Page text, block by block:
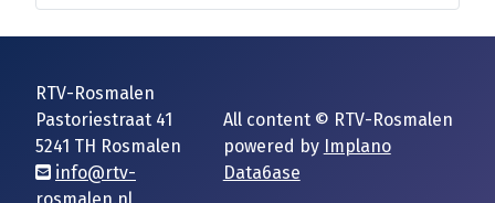
RTV-Rosmalen
Pastoriestraat 41
5241 TH Rosmalen
info@rtv-
All content © RTV-Rosmalen
powered by Implano
Data6ase